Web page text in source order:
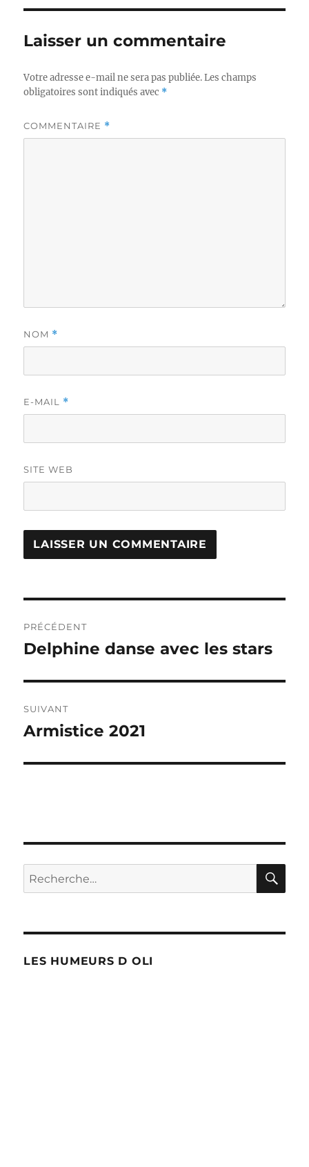
Laisser un commentaire
Votre adresse e-mail ne sera pas publiée. Les champs
obligatoires sont indiqués avec *
COMMENTAIRE *
NOM *
E-MAIL *
SITE WEB
de
PRÉCÉDENT
Publication
Delphine danse avec les stars
SUIVANT
Publication
Armistice 2021
Recherche
pour :
LES HUMEURS D OLI